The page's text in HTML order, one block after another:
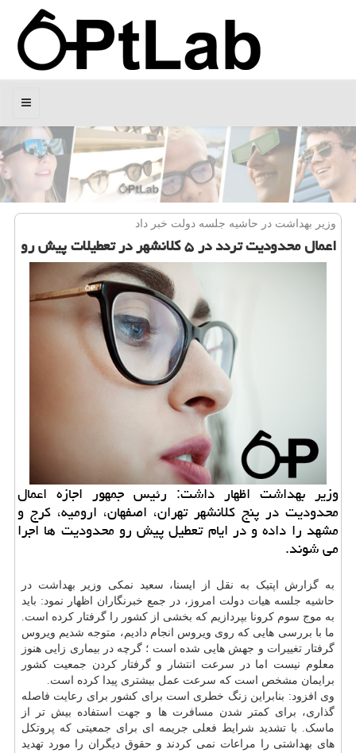
منو
وزیر بهداشت در حاشیه جلسه دولت خبر داد
اعمال محدودیت تردد در ۵ كلانشهر در تعطیلات پیش رو
وزیر بهداشت اظهار داشت: رئیس جمهور اجازه اعمال
محدودیت در پنج كلانشهر تهران، اصفهان، ارومیه، كرج و
مشهد را داده و در ایام تعطیل پیش رو محدودیت ها اجرا
می شوند.
به گزارش اپتیک به نقل از ایسنا، سعید نمکی وزیر بهداشت در
حاشیه جلسه هیات دولت امروز، در جمع خبرنگاران اظهار نمود: باید
به موج سوم کرونا بپردازیم که بخشی از کشور را گرفتار کرده است.
ما با بررسی هایی که روی ویروس انجام دادیم، متوجه شدیم ویروس
گرفتار تغییرات و جهش هایی شده است ؛ گرچه در بیماری زایی هنوز
معلوم نیست اما در سرعت انتشار و گرفتار کردن جمعیت کشور
برایمان مشخص است که سرعت عمل بیشتری پیدا کرده است.
وی افزود: بنابراین زنگ خطری است برای کشور برای رعایت فاصله
گذاری، برای کمتر شدن مسافرت ها و جهت استفاده بیش تر از
ماسک. با تشدید شرایط فعلی جریمه ای برای جمعیتی که پروتکل
های بهداشتی را مراعات نمی کردند و حقوق دیگران را مورد تهدید